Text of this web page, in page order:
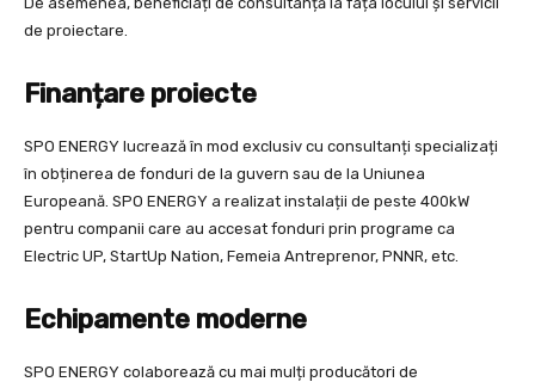
de proiectare.
Finanțare proiecte
SPO ENERGY lucrează în mod exclusiv cu consultanți specializați
în obținerea de fonduri de la guvern sau de la Uniunea
Europeană. SPO ENERGY a realizat instalații de peste 400kW
pentru companii care au accesat fonduri prin programe ca
Electric UP, StartUp Nation, Femeia Antreprenor, PNNR, etc.
Echipamente moderne
SPO ENERGY colaborează cu mai mulți producători de